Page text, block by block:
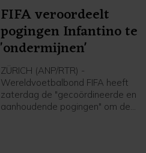
FIFA veroordeelt
pogingen Infantino te
'ondermijnen'
ZÜRICH (ANP/RTR) -
Wereldvoetbalbond FIFA heeft
zaterdag de "gecoördineerde en
aanhoudende pogingen" om de